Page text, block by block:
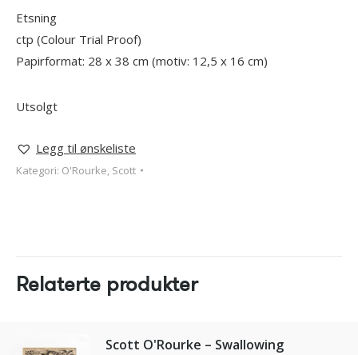
Etsning
ctp (Colour Trial Proof)
Papirformat: 28 x 38 cm (motiv: 12,5 x 16 cm)
Utsolgt
Legg til ønskeliste
Kategori: O'Rourke, Scott
Relaterte produkter
Scott O'Rourke – Swallowing